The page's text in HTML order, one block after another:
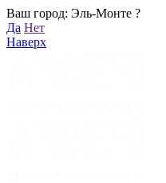
Ваш город: Эль-Монте ?
Да Нет
Наверх
Хабаровск
Пн-Пт: с 10:00 до 19:00, Сб: с
Mt@ardefo